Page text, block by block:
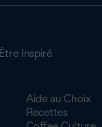
Être Inspiré
Aide au Choix
Recettes